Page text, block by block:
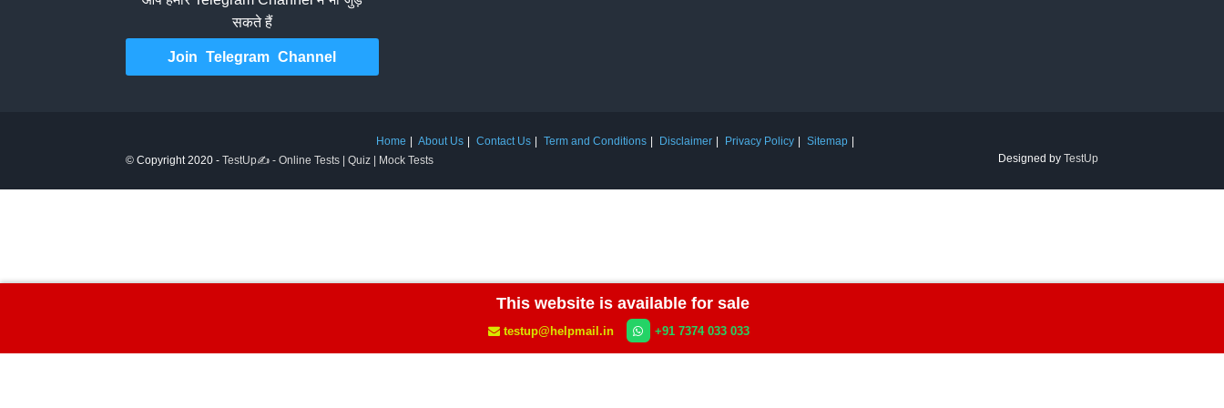
This website is available for sale
testup@helpmail.in +91 7374 033 033
सकते हैं
Join Telegram Channel
Home About Us Contact Us Term and Conditions Disclaimer Privacy Policy
Sitemap
© Copyright 2020 - TestUp✍️ - Online Tests | Quiz | Mock Tests Designed by TestUp